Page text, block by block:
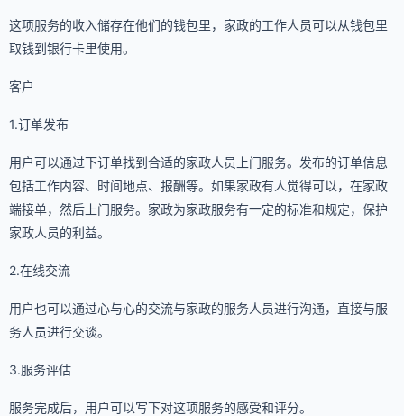
这项服务的收入储存在他们的钱包里，家政的工作人员可以从钱包里
取钱到银行卡里使用。
客户
1.订单发布
用户可以通过下订单找到合适的家政人员上门服务。发布的订单信息
包括工作内容、时间地点、报酬等。如果家政有人觉得可以，在家政
端接单，然后上门服务。家政为家政服务有一定的标准和规定，保护
家政人员的利益。
2.在线交流
用户也可以通过心与心的交流与家政的服务人员进行沟通，直接与服
务人员进行交谈。
3.服务评估
服务完成后，用户可以写下对这项服务的感受和评分。